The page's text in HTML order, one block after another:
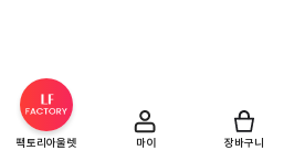
팩토리아울렛 마이 장바구니